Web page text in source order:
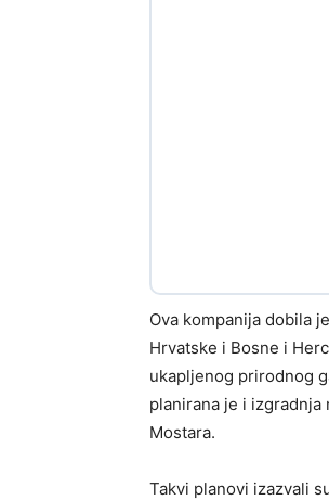
Ova kompanija dobila
Hrvatske i Bosne i
ukapljenog prirodnog
planirana je i
Mostara.
Takvi planovi izazvali